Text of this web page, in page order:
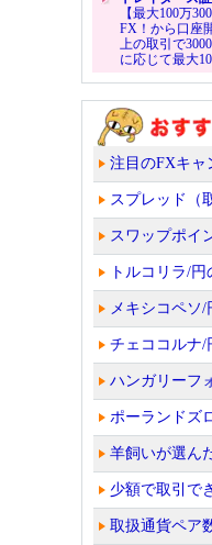
【最大100万
FX！から口座
上の取引で
に応じて最大
注目のFXキャ
スプレッド（
スワップポイ
トルコリラ/
メキシコペソ
チェココルナ/
ハンガリーフ
ポーランドズ
羊飼いが選ん
少額で取引で
取扱通貨ペア